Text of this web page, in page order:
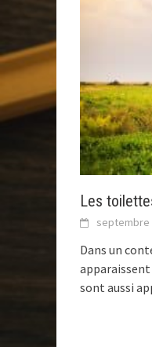
Les
septembre
Dans un
sont aussi